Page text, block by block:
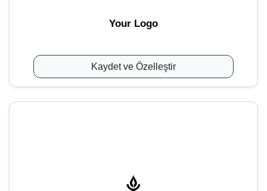
Your Logo
Kaydet ve Özelleştir